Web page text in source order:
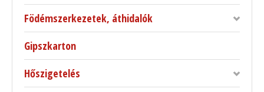
Födémszerkezetek, áthidalók
Gipszkarton
Hőszigetelés